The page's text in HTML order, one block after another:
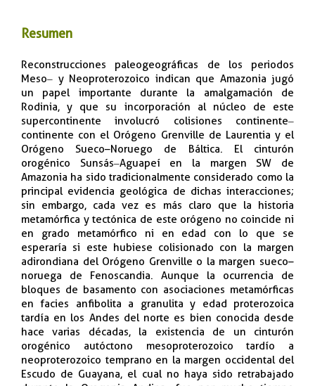
Resumen
Reconstrucciones paleogeográficas de los periodos
Meso‒ y Neoproterozoico indican que Amazonia jugó
un papel importante durante la amalgamación de
Rodinia, y que su incorporación al núcleo de este
supercontinente involucró colisiones continente‒
continente con el Orógeno Grenville de Laurentia y el
Orógeno Sueco–Noruego de Báltica. El cinturón
orogénico Sunsás‒Aguapeí en la margen SW de
Amazonia ha sido tradicionalmente considerado como la
principal evidencia geológica de dichas interacciones;
sin embargo, cada vez es más claro que la historia
metamórfica y tectónica de este orógeno no coincide ni
en grado metamórfico ni en edad con lo que se
esperaría si este hubiese colisionado con la margen
adirondiana del Orógeno Grenville o la margen sueco–
noruega de Fenoscandia. Aunque la ocurrencia de
bloques de basamento con asociaciones metamórficas
en facies anfibolita a granulita y edad proterozoica
tardía en los Andes del norte es bien conocida desde
hace varias décadas, la existencia de un cinturón
orogénico autóctono mesoproterozoico tardío a
neoproterozoico temprano en la margen occidental del
Escudo de Guayana, el cual no haya sido retrabajado